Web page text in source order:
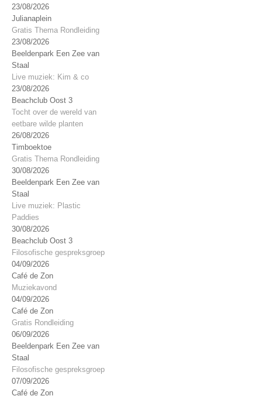
23/08/2026
Julianaplein
Gratis Thema Rondleiding
23/08/2026
Beeldenpark Een Zee van
Staal
Live muziek: Kim & co
23/08/2026
Beachclub Oost 3
Tocht over de wereld van
eetbare wilde planten
26/08/2026
Timboektoe
Gratis Thema Rondleiding
30/08/2026
Beeldenpark Een Zee van
Staal
Live muziek: Plastic
Paddies
30/08/2026
Beachclub Oost 3
Filosofische gespreksgroep
04/09/2026
Café de Zon
Muziekavond
04/09/2026
Café de Zon
Gratis Rondleiding
06/09/2026
Beeldenpark Een Zee van
Staal
Filosofische gespreksgroep
07/09/2026
Café de Zon